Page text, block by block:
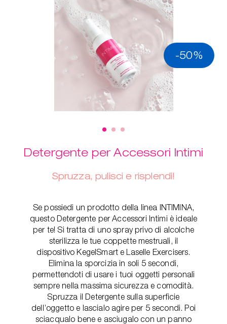
-50%
Detergente per Accessori Intimi
Spruzza, pulisci e risplendi!
Se possiedi un prodotto della linea INTIMINA,
questo Detergente per Accessori Intimi è ideale
per te! Si tratta di uno spray privo di alcolche
sterilizza le tue coppette mestruali, il
dispositivo KegelSmart e Laselle Exercisers.
Elimina la sporcizia in soli 5 secondi,
permettendoti di usare i tuoi oggetti personali
sempre nella massima sicurezza e comodità.
Spruzza il Detergente sulla superficie
dell’oggetto e lascialo agire per 5 secondi. Poi
sciacqualo bene e asciugalo con un panno